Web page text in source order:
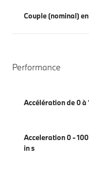
Couple (nominal)
Performance
Accélération de 0 à
Acceleration 0 -
in s